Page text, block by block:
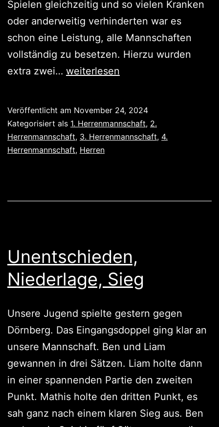
Spielen gleichzeitig und so vielen Kranken
oder anderweitig verhinderten war es
schon eine Leistung, alle Mannschaften
vollständig zu besetzen. Hierzu wurden
extra zwei… Viel
Drei
Niederlagen
–
weiterlesen
Veröffentlicht am November 24, 2024
Kategorisiert als 1. Herrenmannschaft, 2.
Herrenmannschaft, 3. Herrenmannschaft, 4.
Herrenmannschaft, Herren
Unentschieden,
Niederlage, Sieg
Unsere Jugend spielte gestern gegen
Dörnberg. Das Eingangsdoppel ging klar an
unsere Mannschaft. Ben und Liam
gewannen in drei Sätzen. Liam holte dann
in einer spannenden Partie den zweiten
Punkt. Mathis holte den dritten Punkt, es
sah ganz nach einem klaren Sieg aus. Ben